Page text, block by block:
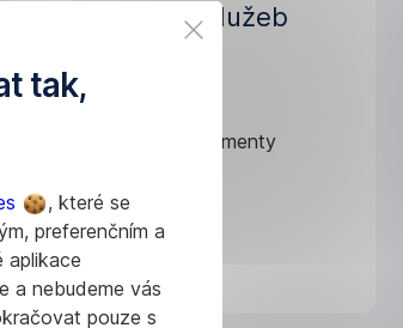
tak,
, které se
preferenčním a
aplikace
a nebudeme vás
pouze s
Změny ceníku služeb
Hledáte příslušné dokumenty
Více informací